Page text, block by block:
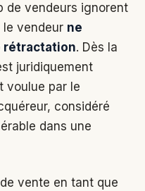
de vendeurs ignorent
le vendeur ne
rétractation. Dès la
juridiquement
voulue par le
considéré
dans une
vente en tant que